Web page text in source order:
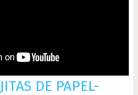
DE PAPEL-